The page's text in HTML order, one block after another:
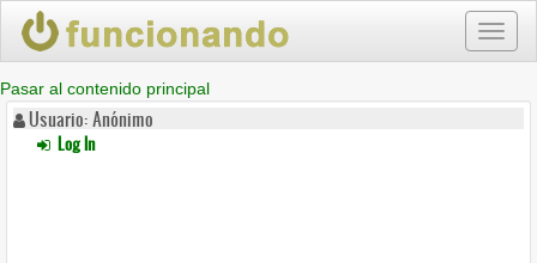
Pasar al contenido principal
Usuario: Anónimo
Log In